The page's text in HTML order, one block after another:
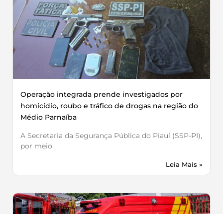
Operação integrada prende investigados por
homicídio, roubo e tráfico de drogas na região do
Médio Parnaíba
A Secretaria da Segurança Pública do Piauí (SSP-PI),
por meio
Leia Mais »